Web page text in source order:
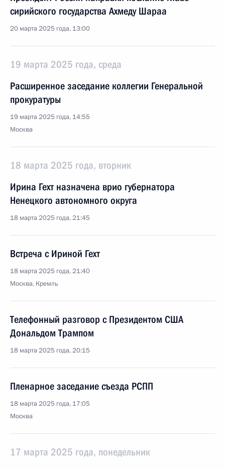
сирийского государства Ахмеду Шараа
20 марта 2025 года, 13:00
19 марта 2025 года, среда
Расширенное заседание коллегии Генеральной
прокуратуры
19 марта 2025 года, 14:55
Москва
18 марта 2025 года, вторник
Ирина Гехт назначена врио губернатора
Ненецкого автономного округа
18 марта 2025 года, 21:45
Встреча с Ириной Гехт
18 марта 2025 года, 21:40
Москва, Кремль
Телефонный разговор с Президентом США
Дональдом Трампом
18 марта 2025 года, 20:15
Пленарное заседание съезда РСПП
18 марта 2025 года, 17:05
Москва
17 марта 2025 года, понедельник